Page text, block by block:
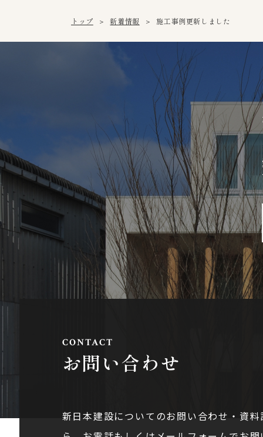
トップ 新着情報 施工事例更新しました
お問い合わせ
新日本建設についてのお問い合わせ・資